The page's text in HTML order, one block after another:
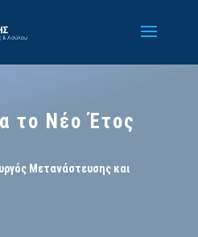
το Νέο Έτος
Μετανάστευσης και